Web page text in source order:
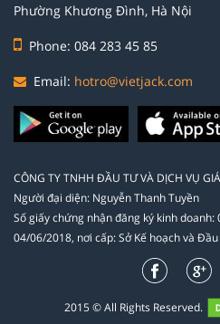
Phường Khương Đình, Hà Nội
Phone: 084 283 45 85
Email: hotro@vietjack.com
CÔNG TY TNHH ĐẦU TƯ VÀ DỊCH VỤ
Người đại diện: Nguyễn Thanh Tuyền
Số giấy chứng nhận đăng ký kinh doanh:
04/06/2018, nơi cấp: Sở Kế hoạch và
2015 © All Rights Reserved.